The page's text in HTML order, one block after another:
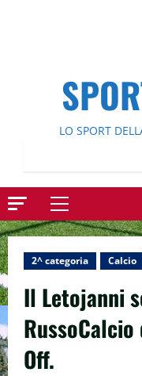
LO SPORT
Menu
principale
2^ categoria Calcio
Il Letojanni
Off.